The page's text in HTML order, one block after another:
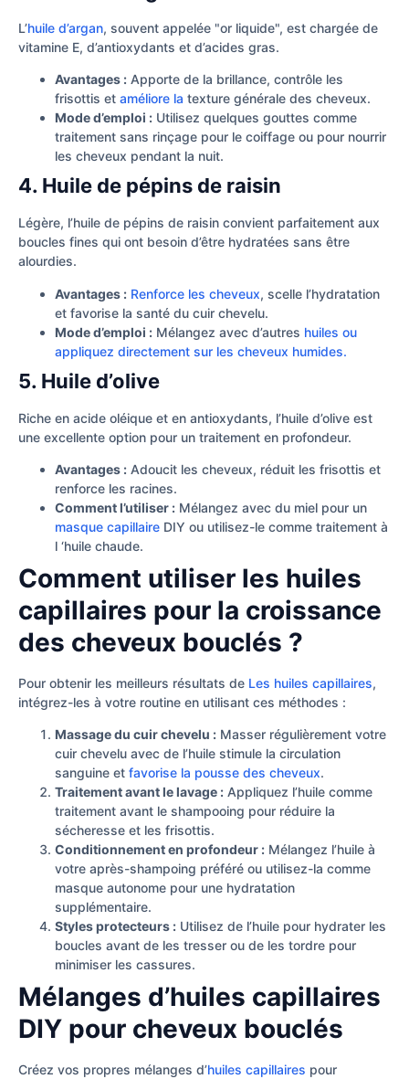
L’huile d’argan, souvent appelée "or liquide", est chargée de
vitamine E, d’antioxydants et d’acides gras.
Avantages : Apporte de la brillance, contrôle les
frisottis et améliore la texture générale des cheveux.
Mode d’emploi : Utilisez quelques gouttes comme
traitement sans rinçage pour le coiffage ou pour nourrir
les cheveux pendant la nuit.
4. Huile de pépins de raisin
Légère, l’huile de pépins de raisin convient parfaitement aux
boucles fines qui ont besoin d’être hydratées sans être
alourdies.
Avantages : Renforce les cheveux, scelle l’hydratation
et favorise la santé du cuir chevelu.
Mode d’emploi : Mélangez avec d’autres huiles ou
appliquez directement sur les cheveux humides.
5. Huile d’olive
Riche en acide oléique et en antioxydants, l’huile d’olive est
une excellente option pour un traitement en profondeur.
Avantages : Adoucit les cheveux, réduit les frisottis et
renforce les racines.
Comment l’utiliser : Mélangez avec du miel pour un
masque capillaire DIY ou utilisez-le comme traitement à
l ‘huile chaude.
Comment utiliser les huiles
capillaires pour la croissance
des cheveux bouclés ?
Pour obtenir les meilleurs résultats de Les huiles capillaires,
intégrez-les à votre routine en utilisant ces méthodes :
Massage du cuir chevelu : Masser régulièrement votre
cuir chevelu avec de l’huile stimule la circulation
sanguine et favorise la pousse des cheveux.
Traitement avant le lavage : Appliquez l’huile comme
traitement avant le shampooing pour réduire la
sécheresse et les frisottis.
Conditionnement en profondeur : Mélangez l’huile à
votre après-shampoing préféré ou utilisez-la comme
masque autonome pour une hydratation
supplémentaire.
Styles protecteurs : Utilisez de l’huile pour hydrater les
boucles avant de les tresser ou de les tordre pour
minimiser les cassures.
Mélanges d’huiles capillaires
DIY pour cheveux bouclés
Créez vos propres mélanges d’huiles capillaires pour